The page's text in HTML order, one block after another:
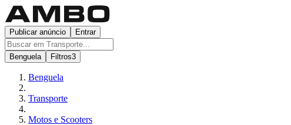
Publicar anúncio Entrar
Benguela Filtros3
Benguela
Transporte
Motos e Scooters